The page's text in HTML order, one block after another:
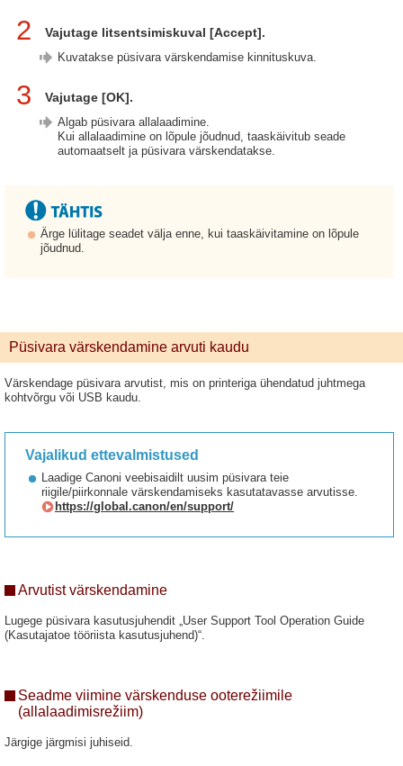
2 Vajutage litsentsimiskuval [Accept].
Kuvatakse püsivara värskendamise kinnituskuva.
3 Vajutage [OK].
Algab püsivara allalaadimine.
Kui allalaadimine on lõpule jõudnud, taaskäivitub seade
automaatselt ja püsivara värskendatakse.
Ärge lülitage seadet välja enne, kui taaskäivitamine on lõpule
jõudnud.
Püsivara värskendamine arvuti kaudu
Värskendage püsivara arvutist, mis on printeriga ühendatud juhtmega
kohtvõrgu või USB kaudu.
Vajalikud ettevalmistused
Laadige Canoni veebisaidilt uusim püsivara teie
riigile/piirkonnale värskendamiseks kasutatavasse arvutisse.
https://global.canon/en/support/
Arvutist värskendamine
Lugege püsivara kasutusjuhendit „User Support Tool Operation Guide
(Kasutajatoe tööriista kasutusjuhend)“.
Seadme viimine värskenduse ooterežiimile
(allalaadimisrežiim)
Järgige järgmisi juhiseid.